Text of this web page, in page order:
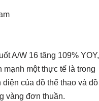
A/W 16 tăng 109% YOY,
một thực tế là trong
của đồ thể thao và đồ
vàng đơn thuần.